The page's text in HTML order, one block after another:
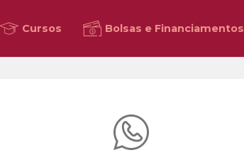
Cursos Bolsas e Financiamentos